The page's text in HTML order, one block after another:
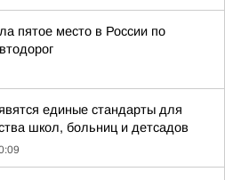
пятое место в России по
единые стандарты для
школ, больниц и детсадов